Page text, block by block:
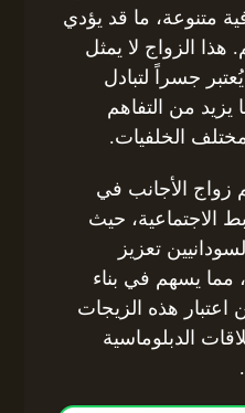
متنوعة، ما قد يؤدي
هذا الزواج لا يمثل
جسراً لتبادل
يزيد من التفاهم
مختلف الخلفيات.
زواج الأجانب في
الاجتماعية، حيث
تعزيز
مما يسهم في بناء
هذه الزيجات
الدبلوماسية